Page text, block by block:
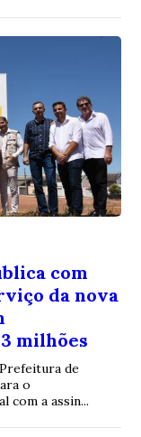
com
da nova
milhões
de
o
com a assin...